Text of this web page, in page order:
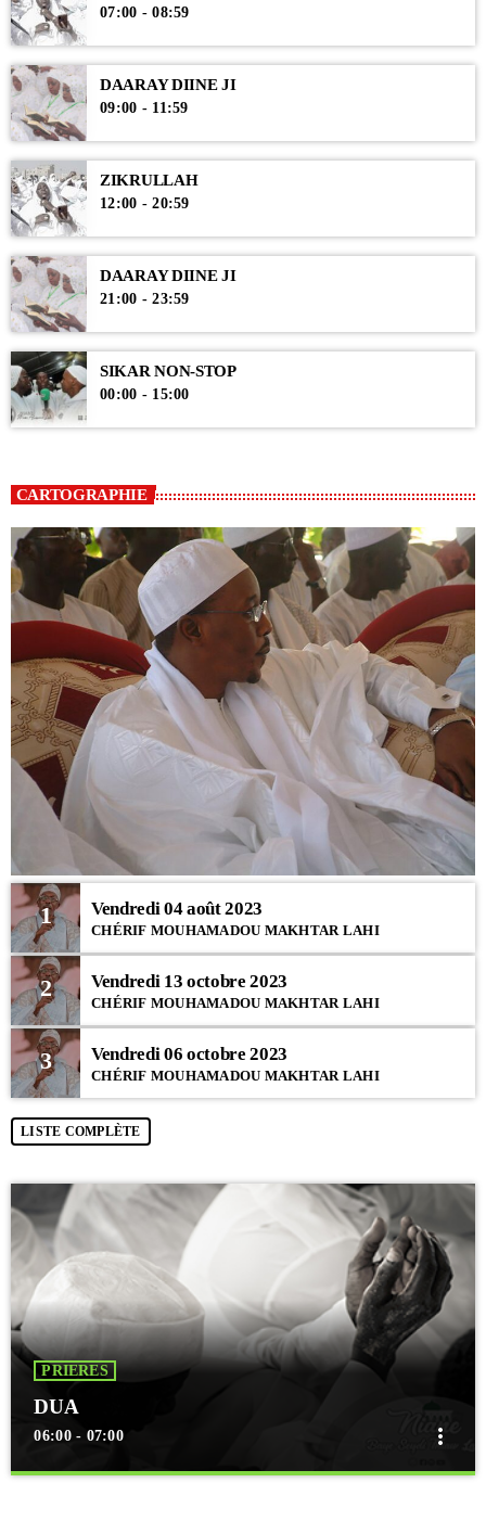
07:00 - 08:59
DAARAY DIINE JI
09:00 - 11:59
ZIKRULLAH
12:00 - 20:59
DAARAY DIINE JI
21:00 - 23:59
SIKAR NON-STOP
00:00 - 15:00
CARTOGRAPHIE
1 Vendredi 04 août 2023
CHÉRIF MOUHAMADOU MAKHTAR LAHI
2 Vendredi 13 octobre 2023
CHÉRIF MOUHAMADOU MAKHTAR LAHI
3 Vendredi 06 octobre 2023
CHÉRIF MOUHAMADOU MAKHTAR LAHI
LISTE COMPLÈTE
PRIERES
DUA
06:00 - 07:00 more_vert